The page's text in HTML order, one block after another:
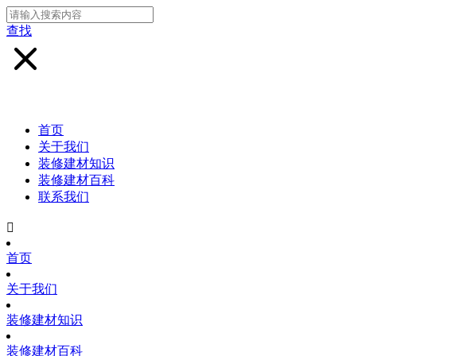
查找
首页
关于我们
装修建材知识
装修建材百科
联系我们

首页
关于我们
装修建材知识
装修建材百科